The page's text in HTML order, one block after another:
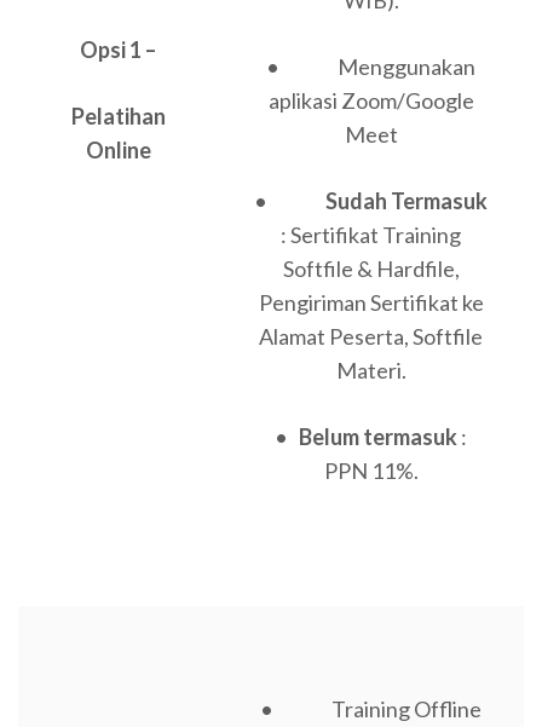
Opsi 1 –
Pelatihan
Online
• Menggunakan
aplikasi Zoom/Google
Meet
• Sudah Termasuk
: Sertifikat Training
Softfile & Hardfile,
Pengiriman Sertifikat ke
Alamat Peserta, Softfile
Materi.
• Belum termasuk :
PPN 11%.
• Training Offline